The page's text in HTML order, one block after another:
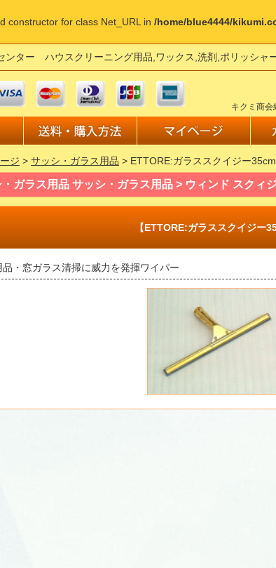
constructor for class Net_URL in /home/blue4444/
ター ハウスクリーニング用品,ワックス,洗剤,ポリッシャ
キクミ商会
ジ > サッシ・ガラス用品 > ETTORE:ガラススクイジー35cm
ガラス用品 サッシ・ガラス用品 > ウィンド スクィ
【ETTORE:ガラススクイジー
品・窓ガラス清掃に威力を発揮ワイパー